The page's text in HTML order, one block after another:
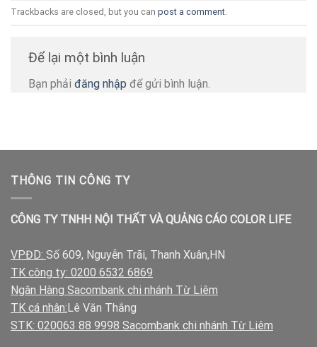
Trackbacks are closed, but you can post a comment.
Để lại một bình luận
Bạn phải đăng nhập để gửi bình luận.
THÔNG TIN CÔNG TY
CÔNG TY TNHH NỘI THẤT VÀ QUẢNG CÁO COLOR LIFE
VPĐD: Số 609, Nguyễn Trãi, Thanh Xuân,HN
TK công ty: 0200 6532 6869
Ngân Hàng Sacombank chi nhánh Từ Liêm
TK cá nhân:Lê Văn Thắng
STK: 020063 88 9998 Sacombank chi nhánh Từ Liêm